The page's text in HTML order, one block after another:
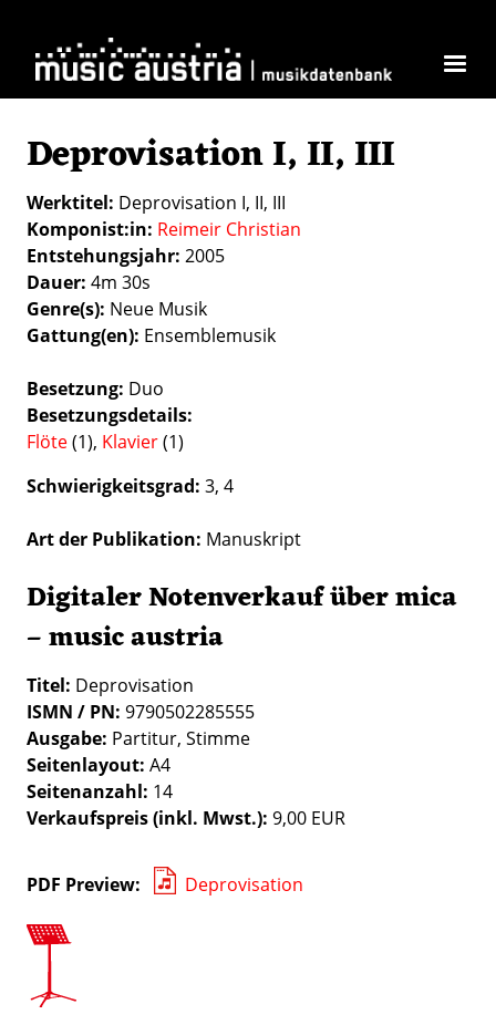
Deprovisation I, II, III
Werktitel Deprovisation I, II, III
Komponist:in Reimeir Christian
Entstehungsjahr 2005
Dauer 4m 30s
Genre(s) Neue Musik
Gattung(en) Ensemblemusik
Besetzung Duo
Besetzungsdetails
Flöte(1), Klavier(1)
Schwierigkeitsgrad 3 4
Art der Publikation Manuskript
Digitaler Notenverkauf über mica
– music austria
Titel: Deprovisation
ISMN / PN: 9790502285555
Ausgabe: Partitur, Stimme
Seitenlayout: A4
Seitenanzahl: 14
Verkaufspreis (inkl. Mwst.): 9,00 EUR
PDF Preview Deprovisation